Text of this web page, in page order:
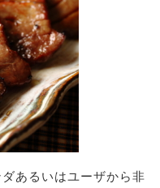
あるいはユーザから非